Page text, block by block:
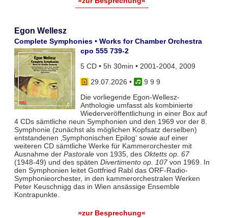
Egon Wellesz
Complete Symphonies • Works for Chamber Orchestra
cpo 555 739-2
5 CD • 5h 30min • 2001-2004, 2009
29.07.2026 •
9 9 9
Die vorliegende Egon-Wellesz-
Anthologie umfasst als kombinierte
Wiederveröffentlichung in einer Box auf
4 CDs sämtliche neun Symphonien und den 1969 vor der 8.
Symphonie (zunächst als möglichen Kopfsatz derselben)
entstandenen ‚Symphonischen Epilog‘ sowie auf einer
weiteren CD sämtliche Werke für Kammerorchester mit
Ausnahme der Pastoralevon 1935, des Oktetts op. 67
(1948-49) und des späten Divertimento op. 107von 1969. In
den Symphonien leitet Gottfried Rabl das ORF-Radio-
Symphonieorchester, in den kammerorchestralen Werken
Peter Keuschnigg das in Wien ansässige Ensemble
Kontrapunkte.
»zur Besprechung«